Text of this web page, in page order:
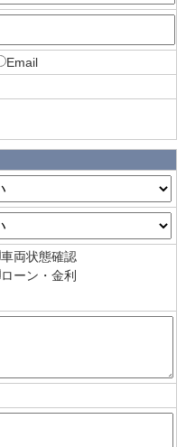
Email
車両状態確認
ローン・金利